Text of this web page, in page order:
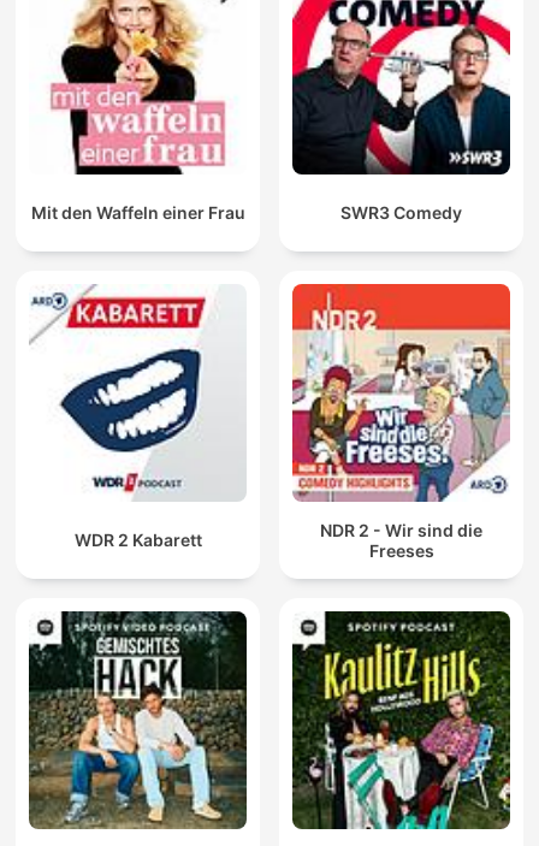
Mit den Waffeln einer Frau SWR3 Comedy
WDR 2 Kabarett
NDR 2 - Wir sind die
Freeses